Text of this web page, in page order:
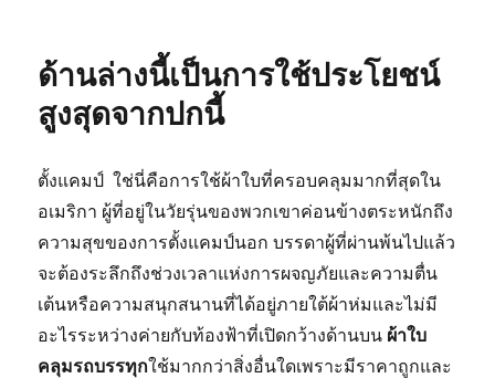
ด้านล่างนี้เป็นการใช้ประโยชน์
สูงสุดจากปกนี้
ตั้งแคมป์ ใช่นี่คือการใช้ผ้าใบที่ครอบคลุมมากที่สุดใน
อเมริกา ผู้ที่อยู่ในวัยรุ่นของพวกเขาค่อนข้างตระหนักถึง
ความสุขของการตั้งแคมป์นอก บรรดาผู้ที่ผ่านพ้นไปแล้ว
จะต้องระลึกถึงช่วงเวลาแห่งการผจญภัยและความตื่น
เต้นหรือความสนุกสนานที่ได้อยู่ภายใต้ผ้าห่มและไม่มี
อะไรระหว่างค่ายกับท้องฟ้าที่เปิดกว้างด้านบน ผ้าใบ
คลุมรถบรรทุกใช้มากกว่าสิ่งอื่นใดเพราะมีราคาถูกและ